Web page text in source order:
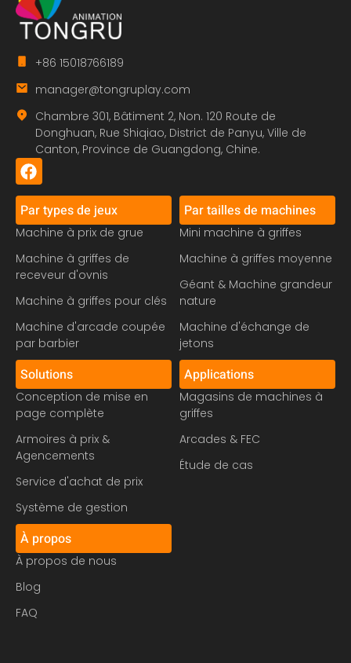
+86 15018766189
manager@tongruplay.com
Chambre 301, Bâtiment 2, Non. 120 Route de
Donghuan, Rue Shiqiao, District de Panyu, Ville de
Canton, Province de Guangdong, Chine.
Par types de jeux
Machine à prix de grue
Machine à griffes de
receveur d'ovnis
Machine à griffes pour clés
Machine d'arcade coupée
par barbier
Par tailles de machines
Mini machine à griffes
Machine à griffes moyenne
Géant & Machine grandeur
nature
Machine d'échange de
jetons
Solutions
Conception de mise en
page complète
Armoires à prix &
Agencements
Service d'achat de prix
Système de gestion
Applications
Magasins de machines à
griffes
Arcades & FEC
Étude de cas
À propos
À propos de nous
Blog
FAQ